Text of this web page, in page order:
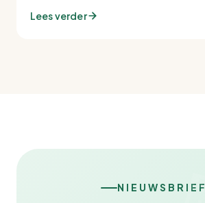
Lees verder
NIEUWSBRIEF